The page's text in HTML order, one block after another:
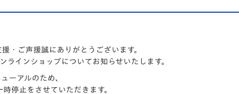
フォトギャラリー
V-EXPRESS（ユニフ
・ご声援誠にありがとうございます。
ラインショップについてお知らせいたします。
ーアルのため、
停止をさせていただきます。